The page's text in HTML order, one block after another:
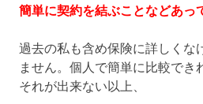
簡単に契約を結ぶことなどあっ
過去の私も含め保険に詳しくな
ません。個人で簡単に比較でき
それが出来ない以上、